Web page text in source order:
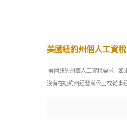
美國紐約州個人工資
美國紐約州個人工資稅要求 如
沒有在紐約州經營辦公室或從事